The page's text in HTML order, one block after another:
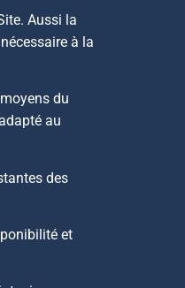
Aussi la
à la
du
au
des
et